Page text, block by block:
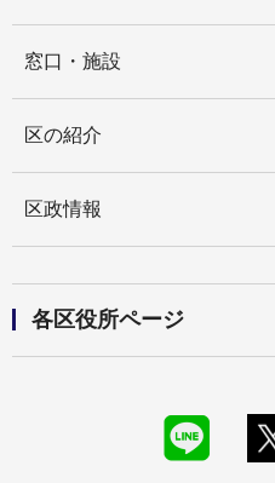
窓口・施設
区の紹介
区政情報
各区役所ページ